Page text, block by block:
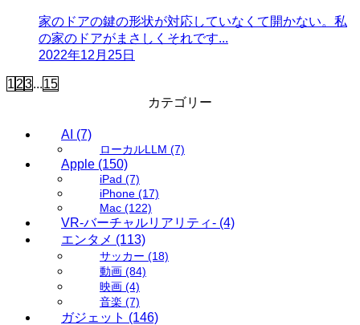
家のドアの鍵の形状が対応していなくて開かない。私
の家のドアがまさしくそれです...
2022年12月25日
1 23...15
カテゴリー
AI (7)
ローカルLLM (7)
Apple (150)
iPad (7)
iPhone (17)
Mac (122)
VR-バーチャルリアリティ- (4)
エンタメ (113)
サッカー (18)
動画 (84)
映画 (4)
音楽 (7)
ガジェット (146)